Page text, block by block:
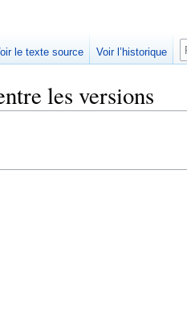
les versions
le texte source Voir l’historique